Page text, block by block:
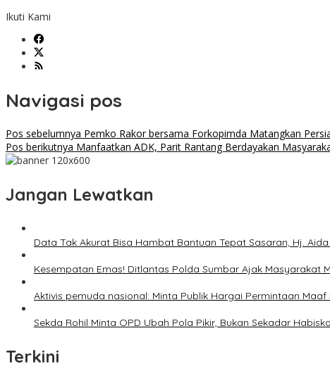
Ikuti Kami
Navigasi pos
Pos sebelumnya Pemko Rakor bersama Forkopimda Matangkan
Pos berikutnya Manfaatkan ADK, Parit Rantang Berdayakan
Jangan Lewatkan
Data Tak Akurat Bisa Hambat Bantuan Tepat Sasaran, Hj.
Kesempatan Emas! Ditlantas Polda Sumbar Ajak Masyarakat
Aktivis pemuda nasional: Minta Publik Hargai Permintaan
Sekda Rohil Minta OPD Ubah Pola Pikir, Bukan Sekadar
Terkini